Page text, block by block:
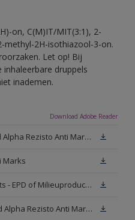
on, C(M)IT/MIT(3:1), 2-
methyl-2H-isothiazool-3-on.
Let op! Bij
inhaleerbare druppels
inademen.
Download Adobe Reader
Technisch Informatieblad Alpha Rezisto Anti Marks (PDF)
Marks
Sikkens Interior Wallpaints - EPD of Milieuproductverklaring
Veiligheidsinformatieblad Alpha Rezisto Anti Marks Mat White W05 (MSDS)